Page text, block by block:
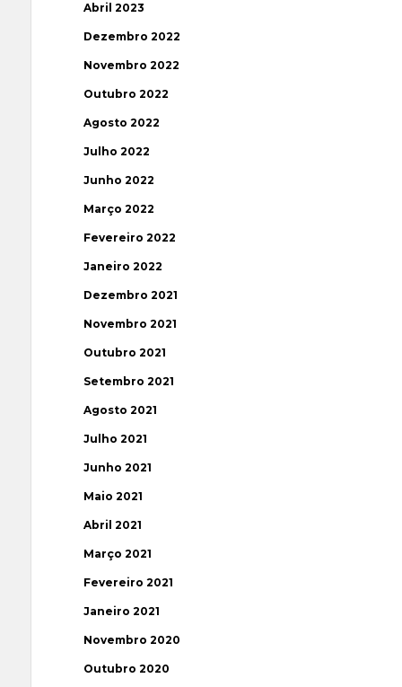
Abril 2023
Dezembro 2022
Novembro 2022
Outubro 2022
Agosto 2022
Julho 2022
Junho 2022
Março 2022
Fevereiro 2022
Janeiro 2022
Dezembro 2021
Novembro 2021
Outubro 2021
Setembro 2021
Agosto 2021
Julho 2021
Junho 2021
Maio 2021
Abril 2021
Março 2021
Fevereiro 2021
Janeiro 2021
Novembro 2020
Outubro 2020